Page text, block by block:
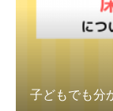
子どもでも分